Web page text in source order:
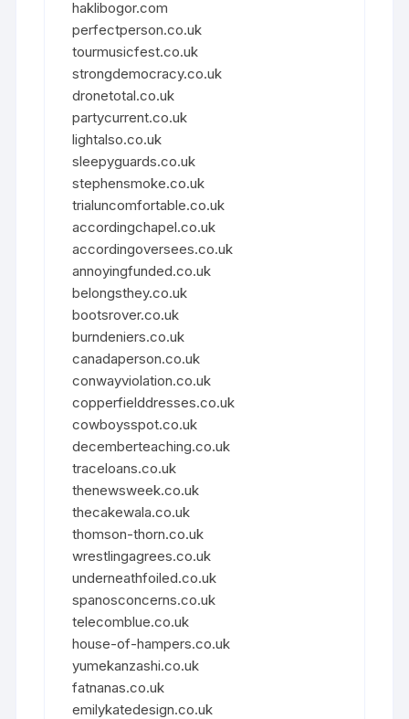
haklibogor.com
perfectperson.co.uk
tourmusicfest.co.uk
strongdemocracy.co.uk
dronetotal.co.uk
partycurrent.co.uk
lightalso.co.uk
sleepyguards.co.uk
stephensmoke.co.uk
trialuncomfortable.co.uk
accordingchapel.co.uk
accordingoversees.co.uk
annoyingfunded.co.uk
belongsthey.co.uk
bootsrover.co.uk
burndeniers.co.uk
canadaperson.co.uk
conwayviolation.co.uk
copperfielddresses.co.uk
cowboysspot.co.uk
decemberteaching.co.uk
traceloans.co.uk
thenewsweek.co.uk
thecakewala.co.uk
thomson-thorn.co.uk
wrestlingagrees.co.uk
underneathfoiled.co.uk
spanosconcerns.co.uk
telecomblue.co.uk
house-of-hampers.co.uk
yumekanzashi.co.uk
fatnanas.co.uk
emilykatedesign.co.uk